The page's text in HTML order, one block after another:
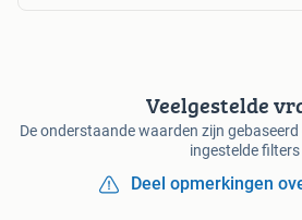
Veelgestelde
De onderstaande waarden zijn
ingestelde filters
Deel opmerkingen